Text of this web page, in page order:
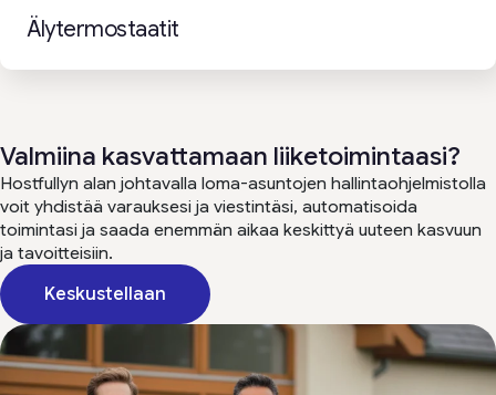
Älytermostaatit
Valmiina kasvattamaan liiketoimintaasi?
Hostfullyn alan johtavalla loma-asuntojen hallintaohjelmistolla
voit yhdistää varauksesi ja viestintäsi, automatisoida
toimintasi ja saada enemmän aikaa keskittyä uuteen kasvuun
ja tavoitteisiin.
Keskustellaan